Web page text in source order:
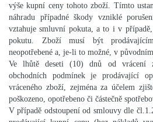
výše kupní ceny tohoto zboží. Tímto
náhradu případné škody vzniklé
vztahuje smluvní pokuta, a to i v
pokutu. Zboží musí být
neopotřebené a, je-li to možné, v
Ve lhůtě deseti (10) dnů od vrácení
obchodních podmínek je prodávající
vráceného zboží, zejména za účelem
poškozeno, opotřebeno či částečně
V případě odstoupení od smlouvy dle